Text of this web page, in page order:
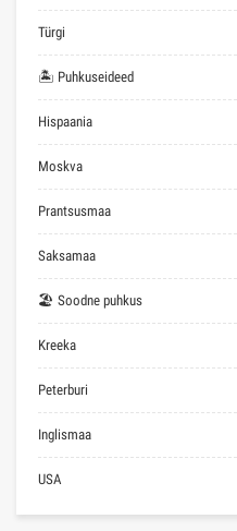
Türgi
🏝 Puhkuseideed
Hispaania
Moskva
Prantsusmaa
Saksamaa
🏖 Soodne puhkus
Kreeka
Peterburi
Inglismaa
USA